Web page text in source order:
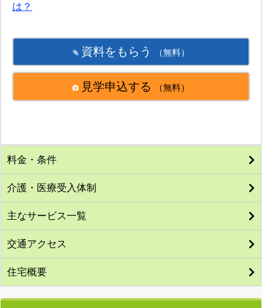
は？
資料をもらう （無料）
見学申込する （無料）
料金・条件
介護・医療受入体制
主なサービス一覧
交通アクセス
住宅概要